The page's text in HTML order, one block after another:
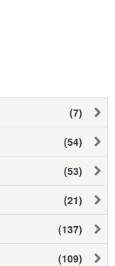
(7)
(54)
(53)
(21)
(137)
(109)